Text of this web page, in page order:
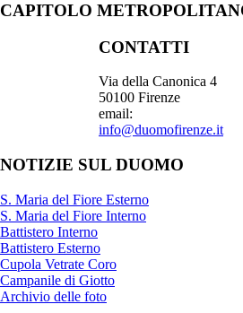
CAPITOLO
CONTATTI
Via della Canonica 4
50100 Firenze
email:
info@duomofirenze.it
NOTIZIE SUL DUOMO
S. Maria del Fiore Esterno
S. Maria del Fiore Interno
Battistero Interno
Battistero Esterno
Cupola Vetrate Coro
Campanile di Giotto
Archivio delle foto